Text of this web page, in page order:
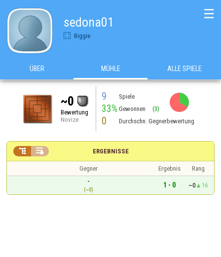
sedona01
Biggie
☰
ÜBER MÜHLE ALLE SPIELE
~0
Bewertung
Novize
9 Spiele
33% Gewonnen (3)
0 Durchschn. Gegnerbewertung
ERGEBNISSE
 
Gegner Ergebnis
Rang
-
(~0)
1 - 0 ~0 16